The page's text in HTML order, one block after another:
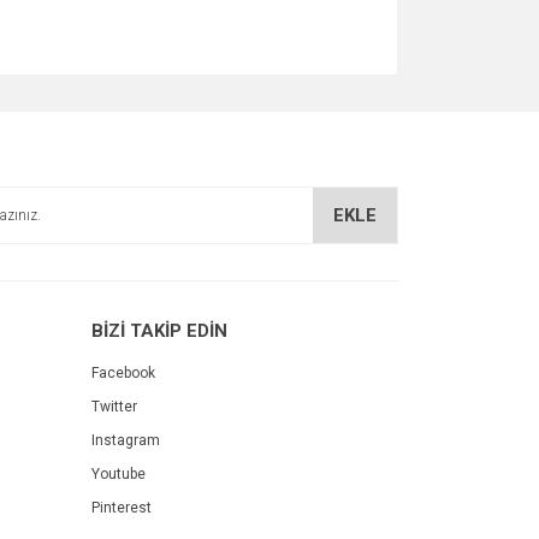
EKLE
BİZİ TAKİP EDİN
Facebook
Twitter
Instagram
Youtube
Pinterest